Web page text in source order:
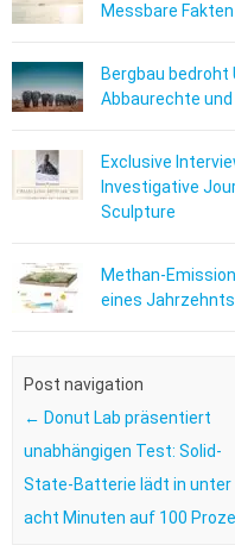
Messbare
Bergbau bedroht
Abbaurechte
Exclusive
Investigative
Sculpture
Methan-
eines
Post navigation
← Donut Lab präsentiert
unabhängigen Test: Solid-
State-Batterie lädt in unter
acht Minuten auf 100